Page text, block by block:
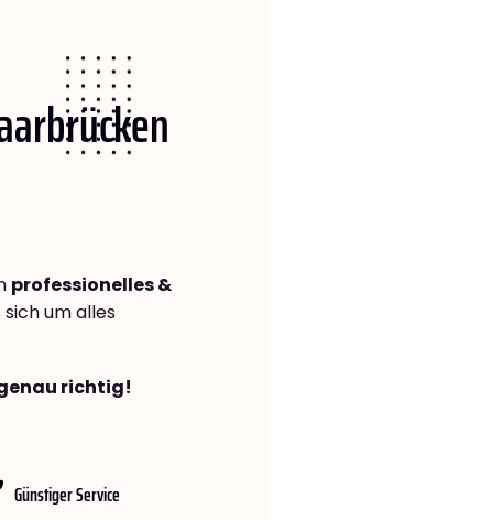
professionelles &
sich um alles
richtig!
Günstiger Service